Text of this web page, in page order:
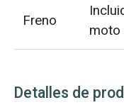
Freno
moto
Detalles de